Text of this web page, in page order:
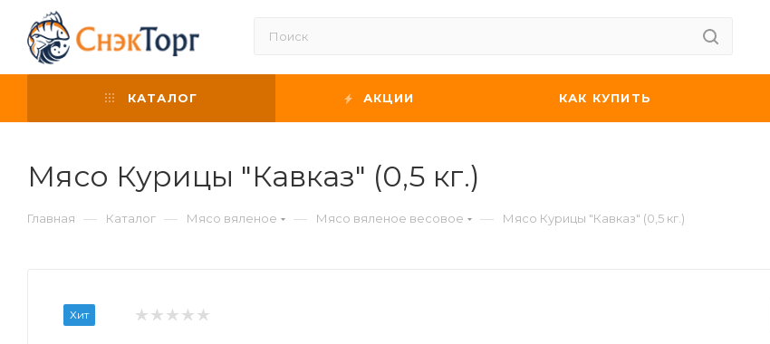
КАТАЛОГ АКЦИИ КАК КУПИТЬ
Мясо Курицы "Кавказ" (0,5 кг.)
Главная — Каталог — Мясо вяленое — Мясо вяленое весовое — Мясо Курицы "Кавказ" (0,5 кг.)
Хит